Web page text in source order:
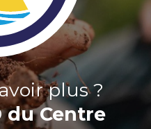
plus ?
du Centre